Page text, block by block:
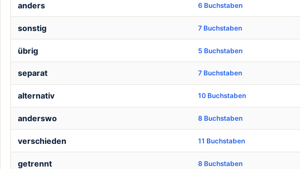
anders 6 Buchstaben
sonstig 7 Buchstaben
übrig 5 Buchstaben
separat 7 Buchstaben
alternativ 10 Buchstaben
anderswo 8 Buchstaben
verschieden 11 Buchstaben
getrennt 8 Buchstaben